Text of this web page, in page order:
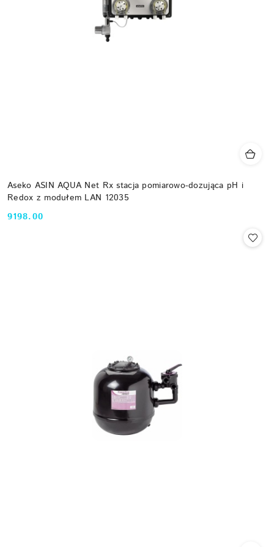
Aseko ASIN AQUA Net Rx stacja pomiarowo-dozująca pH i
Redox z modułem LAN 12035
Cena:
9198.00